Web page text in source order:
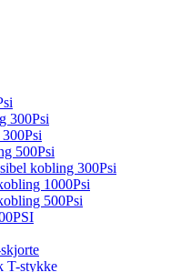
300Psi
500Psi
kobling 300Psi
1000Psi
500Psi
T-stykke